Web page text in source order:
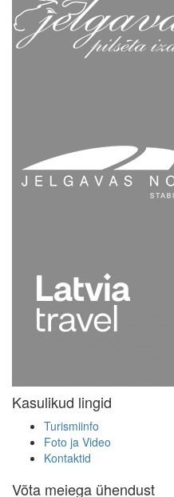
Kasulikud lingid
Turismiinfo
Foto ja Video
Kontaktid
Võta meiega ühendust